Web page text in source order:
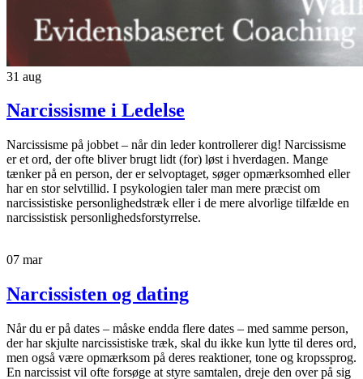
31 aug
Narcissisme i Ledelse
Narcissisme på jobbet – når din leder kontrollerer dig! Narcissisme
er et ord, der ofte bliver brugt lidt (for) løst i hverdagen. Mange
tænker på en person, der er selvoptaget, søger opmærksomhed eller
har en stor selvtillid. I psykologien taler man mere præcist om
narcissistiske personlighedstræk eller i de mere alvorlige tilfælde en
narcissistisk personlighedsforstyrrelse.
07 mar
Narcissisten og dating
Når du er på dates – måske endda flere dates – med samme person,
der har skjulte narcissistiske træk, skal du ikke kun lytte til deres ord,
men også være opmærksom på deres reaktioner, tone og kropssprog.
En narcissist vil ofte forsøge at styre samtalen, dreje den over på sig